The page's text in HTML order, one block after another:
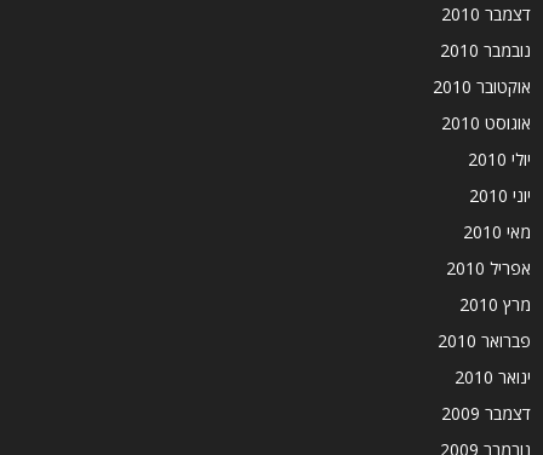
דצמבר 2010
נובמבר 2010
אוקטובר 2010
אוגוסט 2010
יולי 2010
יוני 2010
מאי 2010
אפריל 2010
מרץ 2010
פברואר 2010
ינואר 2010
דצמבר 2009
נובמבר 2009